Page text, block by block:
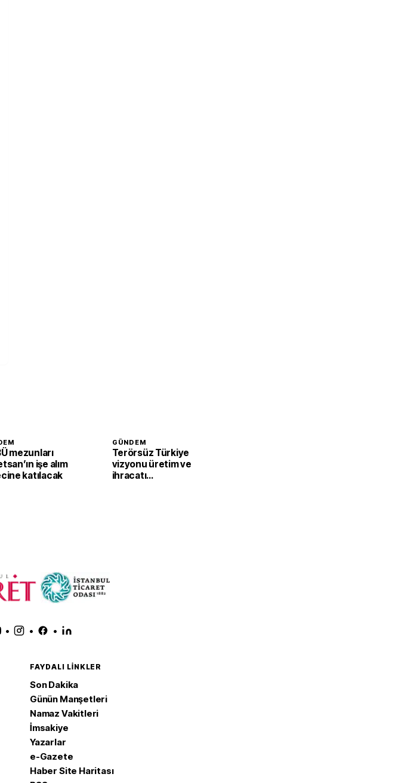
mezunları
işe alım
katılacak
GÜNDEM
Terörsüz Türkiye
vizyonu üretim ve
ihracatı
• • •
FAYDALI LINKLER
Son Dakika
Günün Manşetleri
Namaz Vakitleri
İmsakiye
Yazarlar
e-Gazete
Haber Site Haritası